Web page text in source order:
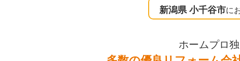
新潟県 小千谷市に
ホームプロ